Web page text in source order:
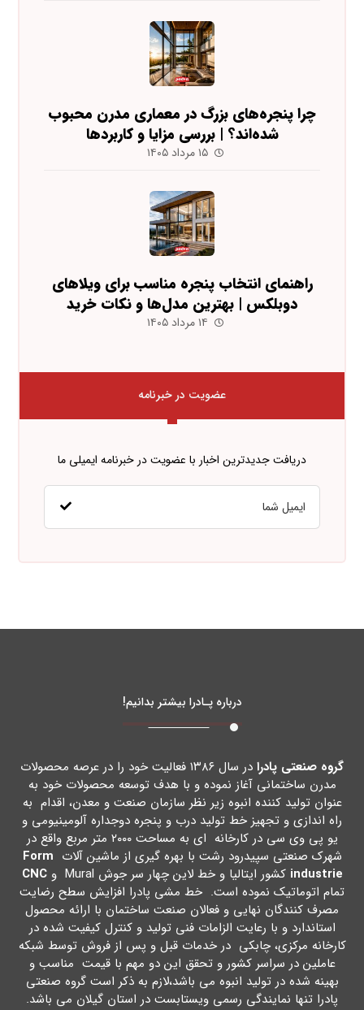
چرا پنجره‌های بزرگ در معماری مدرن محبوب
شده‌اند؟ | بررسی مزایا و کاربردها
۱۵ مرداد ۱۴۰۵
راهنمای انتخاب پنجره مناسب برای ویلاهای
دوبلکس | بهترین مدل‌ها و نکات خرید
۱۴ مرداد ۱۴۰۵
عضویت در خبرنامه
دریافت جدیدترین اخبار با عضویت در خبرنامه ایمیلی ما
درباره پـادرا بیشتر بدانیم!
گروه صنعتی پادرا
در سال ۱۳۸۶ فعالیت خود را در عرصه محصولات
مدرن ساختمانی آغاز نموده و با هدف توسعه محصولات خود به
عنوان تولید کننده انبوه زیر نظر سازمان صنعت و معدن، اقدام به
راه اندازي و تجهیز خط تولید درب و پنجره دوجداره آلومینیومی و
یو پی وي سی در کارخانه اي به مساحت ۲۰۰۰ متر مربع واقع در
شهرك صنعتی سپیدرود رشت با بهره گیري از ماشین آلات Form
industrie کشور ایتالیا و خط لاین چهار سر جوش Mural و
CNC
تمام اتوماتیک نموده است. خط مشی پادرا افزایش سطح رضایت
مصرف کنندگان نهایی و فعالان صنعت ساختمان با ارائه محصول
استاندارد و با رعایت الزامات فنی تولید و کنترل کیفیت شده در
کارخانه مرکزي، چابکی در خدمات قبل و پس از فروش توسط شبکه
عاملین در سراسر کشور و تحقق این دو مهم با قیمت مناسب و
بهینه شده در تولید انبوه می باشد،لازم به ذکر است گروه صنعتی
پادرا تنها نمایندگی رسمی ویستابست در استان گیلان می باشد.